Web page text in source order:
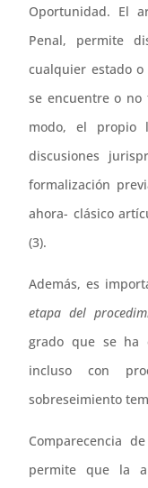
Oportunidad. El
Penal, permite
cualquier estado
se encuentre o no
modo, el propio
discusiones
formalización
ahora- clásico
(3).
Además, es
etapa del
grado que se ha
incluso con
sobreseimiento
Comparecencia
permite que la